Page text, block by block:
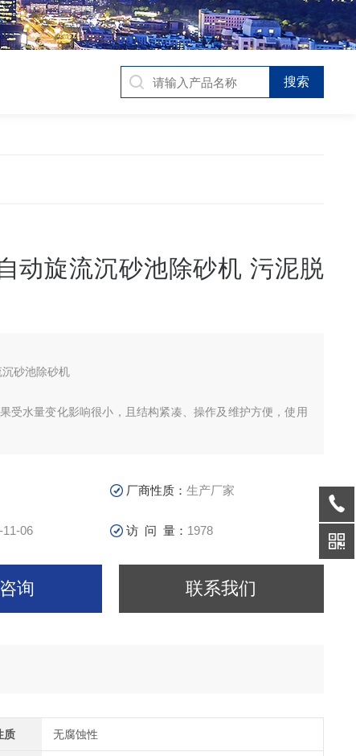
动旋流沉砂池除砂机 污泥脱
砂池除砂机
受水量变化影响很小，且结构紧凑、操作及维护方便，使用
以上颗粒去除率大于85％。
厂商性质：生产厂家
11-06 访 问 量： 1978
询 联系我们
质 无腐蚀性